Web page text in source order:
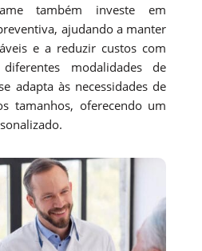
também investe em
ajudando a manter
e a reduzir custos com
modalidades de
adapta às necessidades de
tamanhos, oferecendo um